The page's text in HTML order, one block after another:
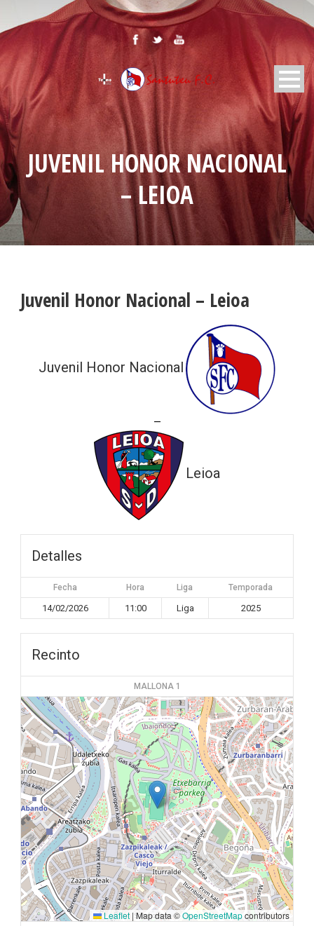
JUVENIL HONOR NACIONAL
– LEIOA
Juvenil Honor Nacional – Leioa
Juvenil Honor Nacional
—
Leioa
Detalles
Fecha Hora Liga Temporada
14/02/2026 11:00 Liga 2025
Recinto
MALLONA 1
Leaflet |Map data ©OpenStreetMapcontributors